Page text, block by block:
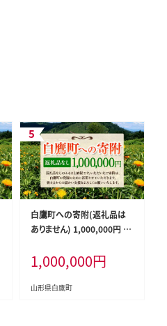
白鷹町への寄附(返礼品は
ありません) 1,000,000円 山
1,000,000円
山形県白鷹町